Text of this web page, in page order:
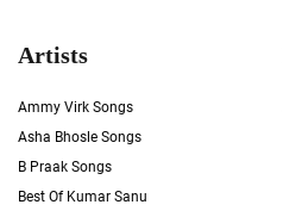
Artists
Ammy Virk Songs
Asha Bhosle Songs
B Praak Songs
Best Of Kumar Sanu